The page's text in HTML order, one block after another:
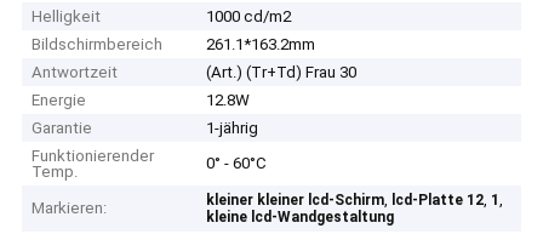
Helligkeit
1000 cd/m2
Bildschirmbereich
261.1*163.2mm
Antwortzeit
(Art.) (Tr+Td) Frau 30
Energie
12.8W
Garantie
1-jährig
Funktionierender
Temp.
0° - 60°C
Markieren: kleiner kleiner lcd-Schirm, lcd-Platte 12, 1,
kleine lcd-Wandgestaltung